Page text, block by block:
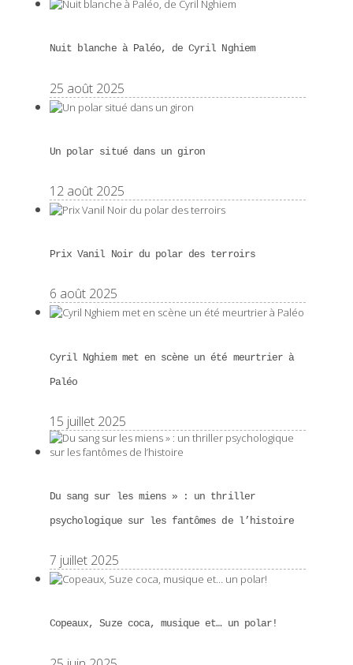
Nuit blanche à Paléo, de Cyril Nghiem
25 août 2025
Un polar situé dans un giron
12 août 2025
Prix Vanil Noir du polar des terroirs
6 août 2025
Cyril Nghiem met en scène un été meurtrier à
Paléo
15 juillet 2025
Du sang sur les miens » : un thriller
psychologique sur les fantômes de l’histoire
7 juillet 2025
Copeaux, Suze coca, musique et… un polar!